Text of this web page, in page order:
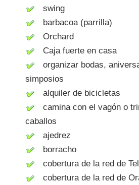
swing
barbacoa (parrilla)
Orchard
Caja fuerte en casa
organizar bodas,
simposios
alquiler de bicicletas
camina con el vagón o
caballos
ajedrez
borracho
cobertura de la red de
cobertura de la red de